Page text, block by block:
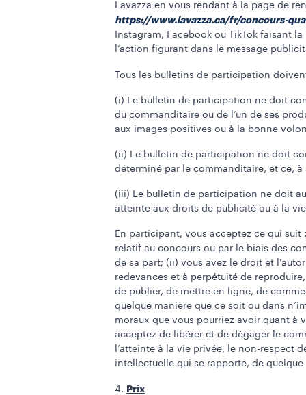
Lavazza en vous rendant à la page de
https://www.lavazza.ca/fr/concours-
Instagram, Facebook ou TikTok faisant
l’action figurant dans le message
Tous les bulletins de participation
(i) Le bulletin de participation ne doit
du commanditaire ou de l’un de ses
aux images positives ou à la bonne
(ii) Le bulletin de participation ne doit
déterminé par le commanditaire, et ce, à
(iii) Le bulletin de participation ne doit
atteinte aux droits de publicité ou à la
En participant, vous acceptez ce qui
relatif au concours ou par le biais des
de sa part; (ii) vous avez le droit et
redevances et à perpétuité de
de publier, de mettre en ligne, de
quelque manière que ce soit ou dans
moraux que vous pourriez avoir quant à
acceptez de libérer et de dégager le
l’atteinte à la vie privée, le non-respect
intellectuelle qui se rapporte, de
4. Prix